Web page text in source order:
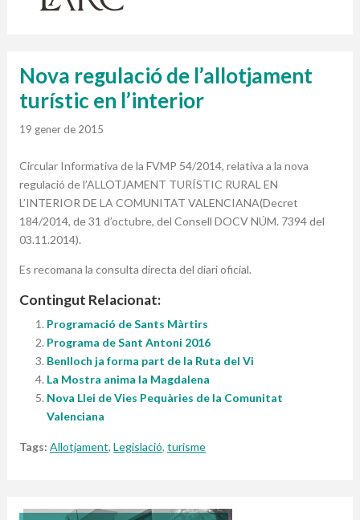
Nova regulació de l’allotjament
turístic en l’interior
19 gener de 2015
Circular Informativa de la FVMP 54/2014, relativa a la nova
regulació de l’ALLOTJAMENT TURÍSTIC RURAL EN
L’INTERIOR DE LA COMUNITAT VALENCIANA(Decret
184/2014, de 31 d’octubre, del Consell DOCV NÚM. 7394 del
03.11.2014).
Es recomana la consulta directa del diari oficial.
Contingut Relacionat:
Programació de Sants Màrtirs
Programa de Sant Antoni 2016
Benlloch ja forma part de la Ruta del Vi
La Mostra anima la Magdalena
Nova Llei de Vies Pequàries de la Comunitat
Valenciana
Tags: Allotjament, Legislació, turisme